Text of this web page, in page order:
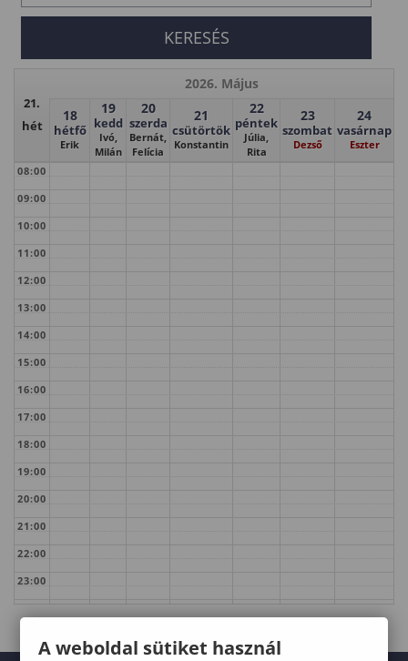
21.
hét
2026. Május
18
hétfő
Erik
19
kedd
Ivó,
Milán
20
szerda
Bernát,
Felícia
21
csütörtök
Konstantin
22
péntek
Júlia,
Rita
23
szombat
Dezső
24
vasárnap
Eszter
08:00
09:00
10:00
11:00
12:00
13:00
14:00
15:00
16:00
17:00
18:00
19:00
20:00
21:00
22:00
23:00
A weboldal sütiket használ